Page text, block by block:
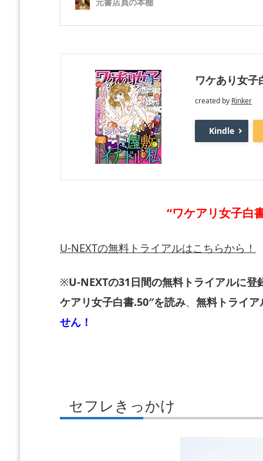
ワケあり女
created by Rinker
Kindle
“ワケアリ女子白
U-NEXTの無料トライアルはこちらから！
※U-NEXTの31日間の無料トライアルに登
ケアリ女子白書.50″を読み、 無料トライ
せん！
セフレきっかけ